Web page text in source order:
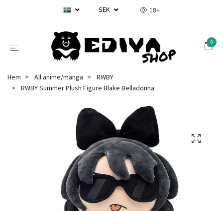
SEK 18+
0
Hem All anime/manga
RWBY
RWBY Summer Plush Figure Blake Belladonna